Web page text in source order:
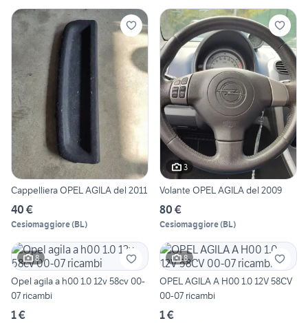
Cappelliera OPEL AGILA del 2011
40 €
Cesiomaggiore(BL)
3
Volante OPEL AGILA del 2009
80 €
Cesiomaggiore(BL)
8
Opel agila a h00 1.0 12v 58cv 00-
07 ricambi
1 €
8
OPEL AGILA A H00 1.0 12V 58CV
00-07 ricambi
1 €